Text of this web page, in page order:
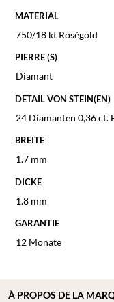
MATERIAL
750/18 kt Roségold
PIERRE (S)
Diamant
DETAIL VON STEIN(EN)
24 Diamanten 0,36 ct.
BREITE
1.7 mm
DICKE
1.8 mm
GARANTIE
12 Monate
À PROPOS DE LA